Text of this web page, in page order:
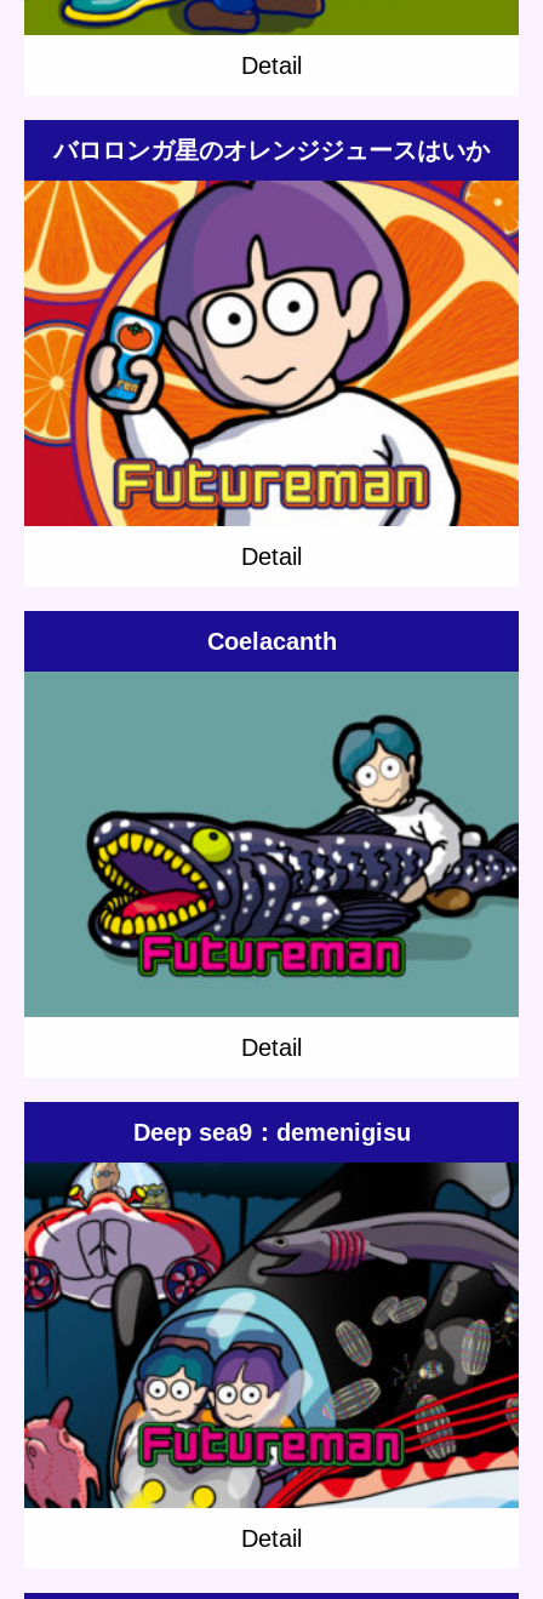
Detail
バロロンガ星のオレンジジュースはいか
Update: 2018.07.21
Category: Jenny Short story Planet Travel
Detail
Detail
Coelacanth
Category:Jones Others Short story Mushroom Robo
Detail
Detail
Deep sea9：demenigisu
Update:2019.05.30
Category: Dr.Pirica Jenny Jones Others Short story Deep sea
Detail
Detail